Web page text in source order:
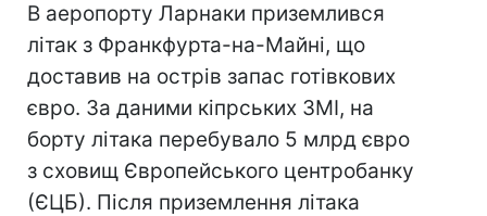
В аеропорту Ларнаки приземлився
літак з Франкфурта-на-Майні, що
доставив на острів запас готівкових
євро. За даними кіпрських ЗМІ, на
борту літака перебувало 5 млрд євро
з сховищ Європейського центробанку
(ЄЦБ). Після приземлення літака